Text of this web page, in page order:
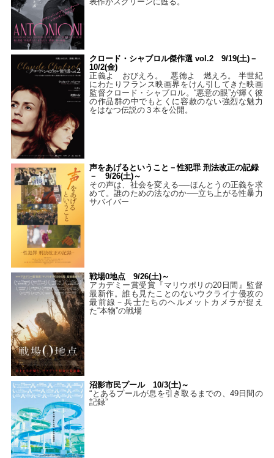
クロード・シャブロル傑作選 vol.2 9/19(土)－
10/2(金)
正義よ おびえろ。 悪徳よ 燃えろ。 半世紀
にわたりフランス映画界をけん引してきた映画
監督クロード・シャブロル。“悪意の眼”が輝く彼
の作品群の中でもとくに容赦のない強烈な魅力
をはなつ伝説の３本を公開。
声をあげるということ－性犯罪 刑法改正の記録
－ 9/26(土)～
その声は、社会を変える──ほんとうの正義を求
めて。誰のための法なのか──立ち上がる性暴力
サバイバー
戦場0地点 9/26(土)～
アカデミー賞受賞『マリウポリの20日間』監督
最新作。誰も見たことのないウクライナ侵攻の
最前線－兵士たちのヘルメットカメラが捉え
た“本物”の戦場
沼影市民プール 10/3(土)～
“とあるプールが息を引き取るまでの、49日間の
記録”